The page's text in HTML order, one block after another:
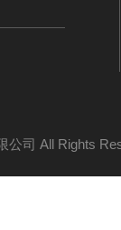
公司 All Rights